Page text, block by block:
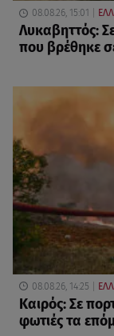
08.08.26, 15:01
Λυκαβηττός:
που βρέθηκε
08.08.26, 14:25
Καιρός: Σε
φωτιές τα